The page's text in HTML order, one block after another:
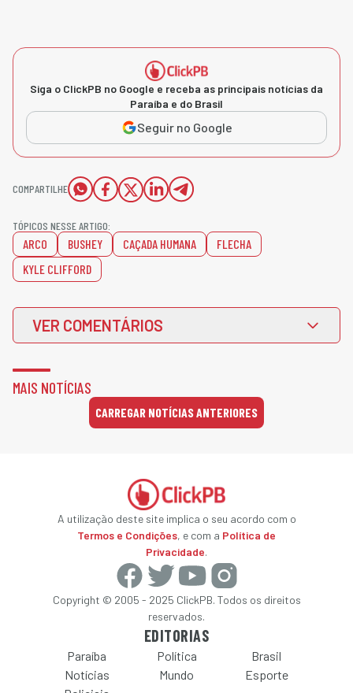
Siga o ClickPB no Google e receba as principais notícias da
Paraíba e do Brasil
Seguir no Google
COMPARTILHE
TÓPICOS NESSE ARTIGO:
ARCO BUSHEY CAÇADA HUMANA
FLECHA
KYLE CLIFFORD
VER COMENTÁRIOS
MAIS NOTÍCIAS
CARREGAR NOTÍCIAS ANTERIORES
A utilização deste site implica o seu acordo com o
Termos e Condições, e com a Política de
Privacidade.
Copyright © 2005 - 2025 ClickPB. Todos os direitos
reservados.
EDITORIAS
Paraíba Política
Brasil
Notícias
Mundo Esporte